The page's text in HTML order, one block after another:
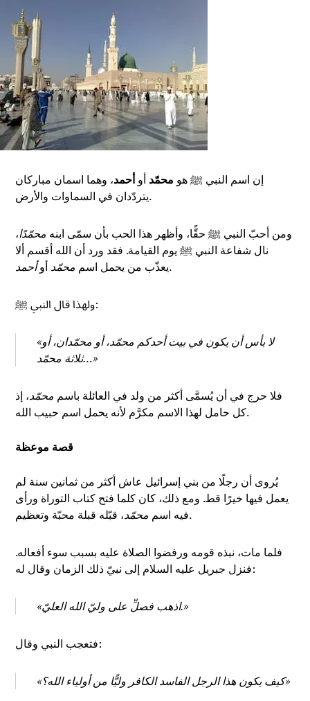
إن اسم النبي ﷺ هو محمّد أوأحمد، وهما اسمان مباركان
يتردّدان في السماوات والأرض.
ومن أحبّ النبي ﷺ حقًّا، وأظهر هذا الحب بأن سمّى ابنه محمّدًا،
نال شفاعة النبي ﷺ يوم القيامة. فقد ورد أن الله أقسم ألا
يعذّب من يحمل اسم محمّد أوأحمد .
ولهذا قال النبي ﷺ:
«لا بأس أن يكون في بيت أحدكم محمّد، أو محمّدان، أو
ثلاثة محمّد…»
فلا حرج في أن يُسمَّى أكثر من ولد في العائلة باسم محمّد، إذ
كل حامل لهذا الاسم مكرَّم لأنه يحمل اسم حبيب الله.
قصة موعظة
يُروى أن رجلًا من بني إسرائيل عاش أكثر من ثمانين سنة لم
يعمل فيها خيرًا قط. ومع ذلك، كان كلما فتح كتاب التوراة ورأى
فيه اسم محمّد ، قبّله قبلة محبّة وتعظيم.
فلما مات، نبذه قومه ورفضوا الصلاة عليه بسبب سوء أفعاله.
فنزل جبريل عليه السلام إلى نبيّ ذلك الزمان وقال له:
«اذهب فصلِّ على وليّ الله العليّ.»
فتعجب النبي وقال:
«كيف يكون هذا الرجل الفاسد الكافر وليًّا من أولياء الله؟»